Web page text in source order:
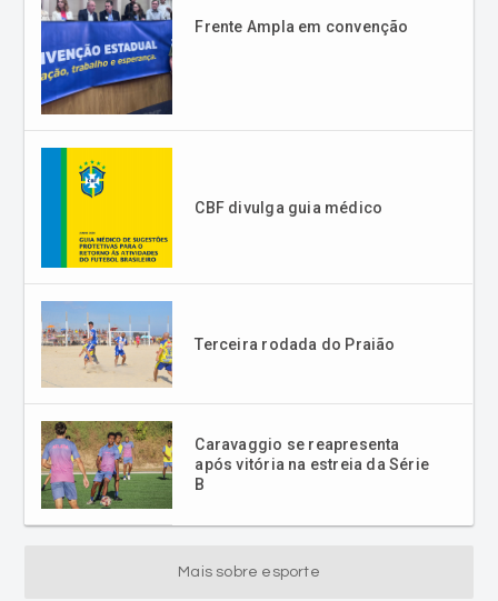
Frente Ampla em convenção
CBF divulga guia médico
Terceira rodada do Praião
Caravaggio se reapresenta
após vitória na estreia da Série
B
Mais sobre esporte